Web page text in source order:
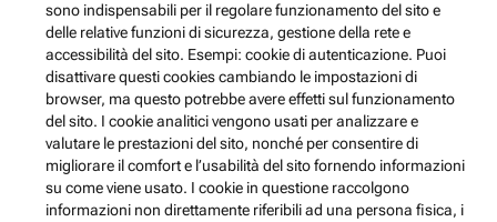
sono indispensabili per il regolare funzionamento del sito e
delle relative funzioni di sicurezza, gestione della rete e
accessibilità del sito. Esempi: cookie di autenticazione. Puoi
disattivare questi cookies cambiando le impostazioni di
browser, ma questo potrebbe avere effetti sul funzionamento
del sito. I cookie analitici vengono usati per analizzare e
valutare le prestazioni del sito, nonché per consentire di
migliorare il comfort e l’usabilità del sito fornendo informazioni
su come viene usato. I cookie in questione raccolgono
informazioni non direttamente riferibili ad una persona fisica, i